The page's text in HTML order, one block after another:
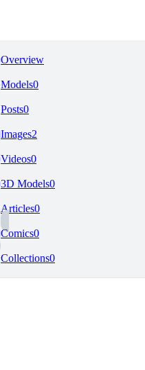
Overview
Models0
Posts0
Images2
Videos0
3D Models0
Articles0
Comics0
Collections0